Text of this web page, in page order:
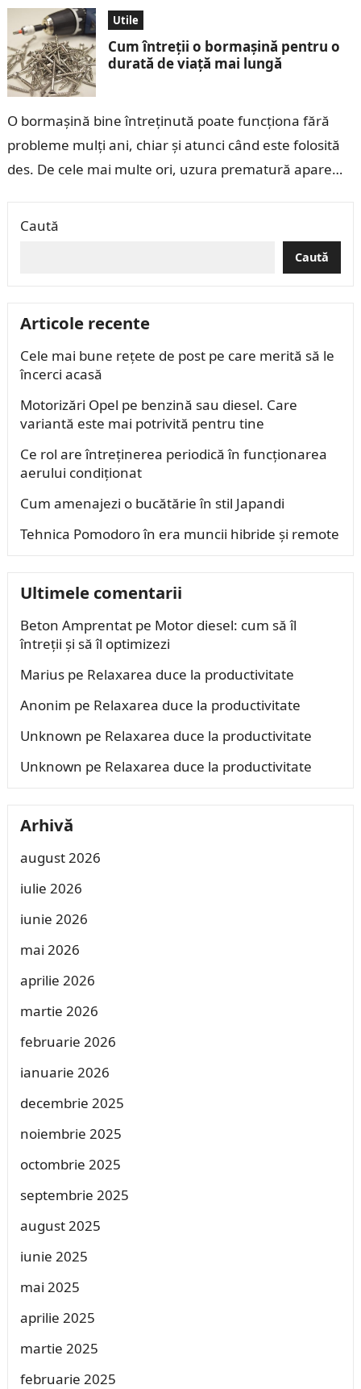
Utile
Cum întreții o bormașină pentru o
durată de viață mai lungă
O bormașină bine întreținută poate funcționa fără
probleme mulți ani, chiar și atunci când este folosită
des. De cele mai multe ori, uzura prematură apare
Caută
Caută
Articole recente
Cele mai bune rețete de post pe care merită să le
încerci acasă
Motorizări Opel pe benzină sau diesel. Care
variantă este mai potrivită pentru tine
Ce rol are întreținerea periodică în funcționarea
aerului condiționat
Cum amenajezi o bucătărie în stil Japandi
Tehnica Pomodoro în era muncii hibride și remote
Ultimele comentarii
Beton Amprentatpe Motor diesel: cum să îl
întreții și să îl optimizezi
Mariuspe Relaxarea duce la productivitate
Anonim pe Relaxarea duce la productivitate
Unknown pe Relaxarea duce la productivitate
Unknown pe Relaxarea duce la productivitate
Arhivă
august 2026
iulie 2026
iunie 2026
mai 2026
aprilie 2026
martie 2026
februarie 2026
ianuarie 2026
decembrie 2025
noiembrie 2025
octombrie 2025
septembrie 2025
august 2025
iunie 2025
mai 2025
aprilie 2025
martie 2025
februarie 2025